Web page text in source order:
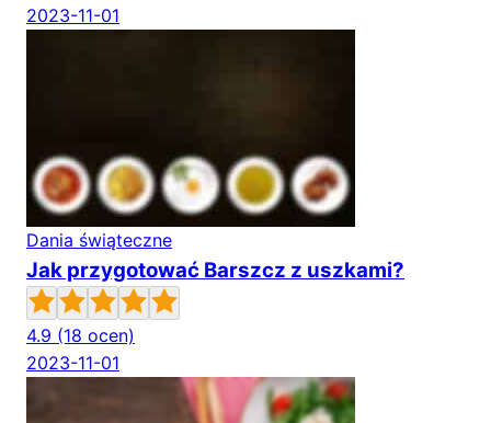
2023-11-01
Dania świąteczne
Jak przygotować Barszcz z uszkami?
4.9 (18 ocen)
2023-11-01